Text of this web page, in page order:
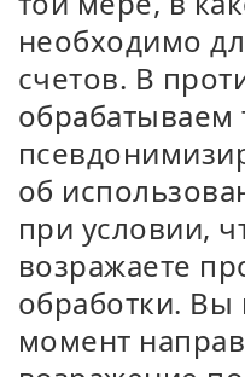
необходимо
счетов. В
обрабатываем
об
при условии,
возражаете
обработки.
момент